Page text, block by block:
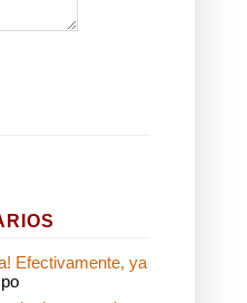
Efectivamente, ya